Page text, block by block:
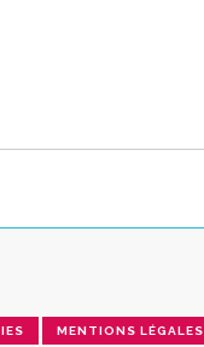
MENTIONS LÉGALES